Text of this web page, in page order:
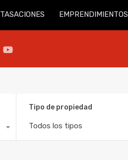
TASACIONES EMPRENDIMIENTOS
Tipo de propiedad
Todos los tipos